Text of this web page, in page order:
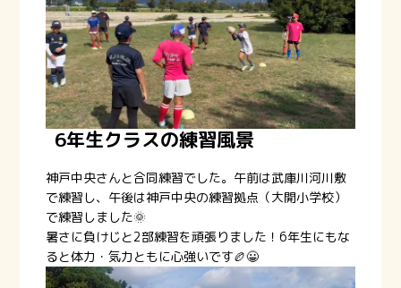
6年生クラスの練習風景
神戸中央さんと合同練習でした。午前は武庫川河川敷
で練習し、午後は神戸中央の練習拠点（大開小学校）
で練習しました🌞
暑さに負けじと2部練習を頑張りました！6年生にもな
ると体力・気力ともに心強いです🏉😀